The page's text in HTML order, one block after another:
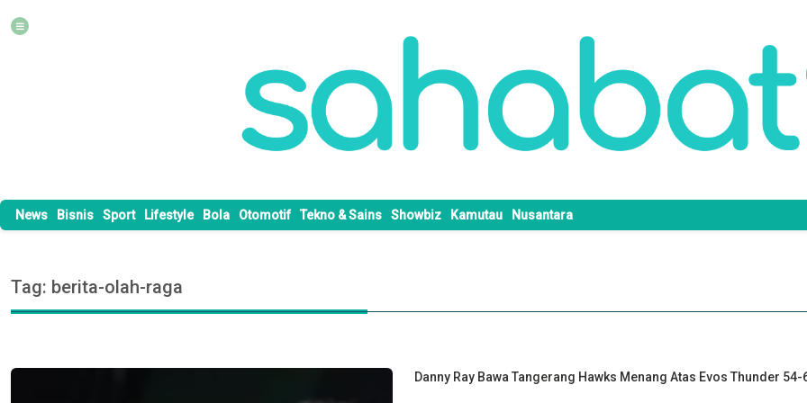
News Bisnis Sport Lifestyle Bola Otomotif Tekno & Sains Showbiz Kamutau Nusantara
Tag: berita-olah-raga
Danny Ray Bawa Tangerang Hawks Menang Atas Evos Thunder 54-